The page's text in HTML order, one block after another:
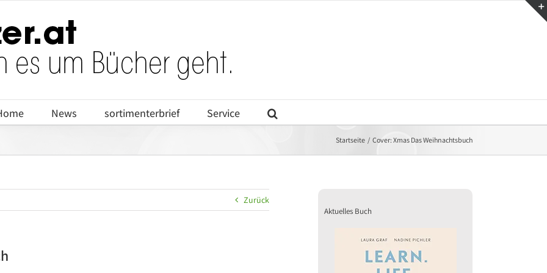
News sortimenterbrief Service
Startseite Cover: Xmas Das Weihnachtsbuch
Zurück
Aktuelles Buch